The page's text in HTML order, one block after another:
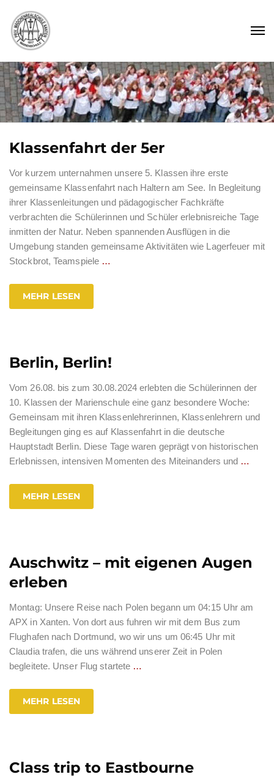
Klassenfahrt der 5er
Vor kurzem unternahmen unsere 5. Klassen ihre erste
gemeinsame Klassenfahrt nach Haltern am See. In Begleitung
ihrer Klassenleitungen und pädagogischer Fachkräfte
verbrachten die Schülerinnen und Schüler erlebnisreiche Tage
inmitten der Natur. Neben spannenden Ausflügen in die
Umgebung standen gemeinsame Aktivitäten wie Lagerfeuer mit
Stockbrot, Teamspiele …
MEHR LESEN
Berlin, Berlin!
Vom 26.08. bis zum 30.08.2024 erlebten die Schülerinnen der
10. Klassen der Marienschule eine ganz besondere Woche:
Gemeinsam mit ihren Klassenlehrerinnen, Klassenlehrern und
Begleitungen ging es auf Klassenfahrt in die deutsche
Hauptstadt Berlin. Diese Tage waren geprägt von historischen
Erlebnissen, intensiven Momenten des Miteinanders und …
MEHR LESEN
Auschwitz – mit eigenen Augen
erleben
Montag: Unsere Reise nach Polen begann um 04:15 Uhr am
APX in Xanten. Von dort aus fuhren wir mit dem Bus zum
Flughafen nach Dortmund, wo wir uns um 06:45 Uhr mit
Claudia trafen, die uns während unserer Zeit in Polen
begleitete. Unser Flug startete …
MEHR LESEN
Class trip to Eastbourne